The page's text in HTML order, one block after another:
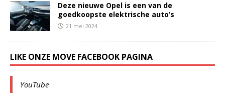
Deze nieuwe Opel is een van de
goedkoopste elektrische auto’s
21 mei 2024
LIKE ONZE MOVE FACEBOOK PAGINA
YouTube